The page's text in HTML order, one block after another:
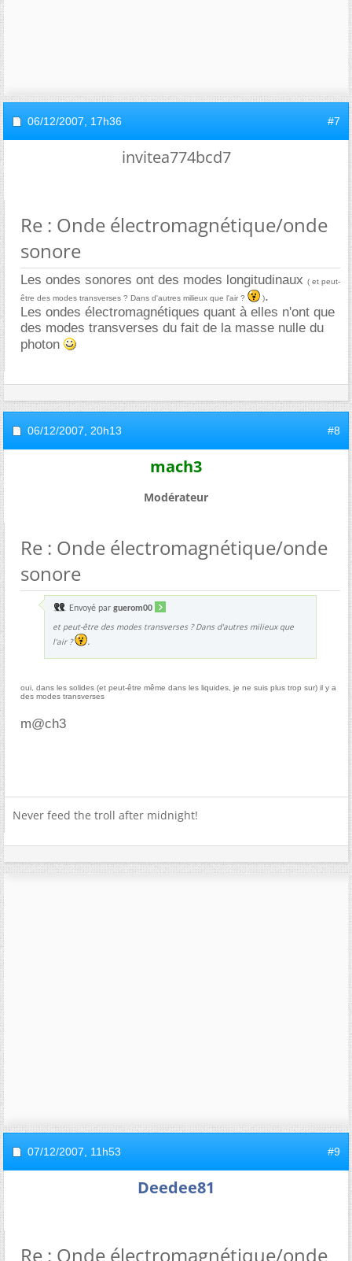
06/12/2007, 17h36 #7
invitea774bcd7
Re : Onde électromagnétique/onde
sonore
Les ondes sonores ont des modes longitudinaux ( et peut-
être des modes transverses ? Dans d'autres milieux que l'air ?
).
Les ondes électromagnétiques quant à elles n'ont que
des modes transverses du fait de la masse nulle du
photon
06/12/2007, 20h13 #8
mach3
Modérateur
Re : Onde électromagnétique/onde
sonore
Envoyé par guerom00
et peut-être des modes transverses ? Dans d'autres milieux que
l'air ?
.
oui, dans les solides (et peut-être même dans les liquides, je ne suis plus trop sur) il y a
des modes transverses
m@ch3
Never feed the troll after midnight!
07/12/2007, 11h53 #9
Deedee81
Re : Onde électromagnétique/onde